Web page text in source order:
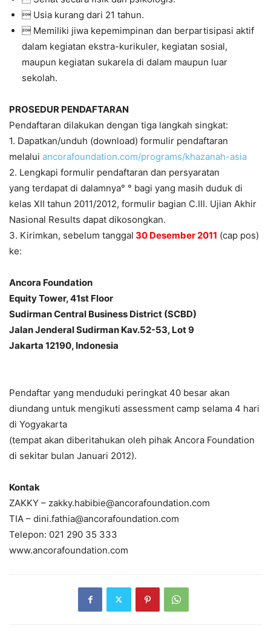
 Usia kurang dari 21 tahun.
 Memiliki jiwa kepemimpinan dan berpartisipasi aktif
dalam kegiatan ekstra-kurikuler, kegiatan sosial,
maupun kegiatan sukarela di dalam maupun luar
sekolah.
PROSEDUR PENDAFTARAN
Pendaftaran dilakukan dengan tiga langkah singkat:
1. Dapatkan/unduh (download) formulir pendaftaran
melalui ancorafoundation.com/programs/khazanah-asia
2. Lengkapi formulir pendaftaran dan persyaratan
yang terdapat di dalamnya° ° bagi yang masih duduk di
kelas XII tahun 2011/2012, formulir bagian C.III. Ujian Akhir
Nasional Results dapat dikosongkan.
3. Kirimkan, sebelum tanggal 30 Desember 2011 (cap pos)
ke:
Ancora Foundation
Equity Tower, 41st Floor
Sudirman Central Business District (SCBD)
Jalan Jenderal Sudirman Kav.52-53, Lot 9
Jakarta 12190, Indonesia
Pendaftar yang menduduki peringkat 40 besar akan
diundang untuk mengikuti assessment camp selama 4 hari
di Yogyakarta
(tempat akan diberitahukan oleh pihak Ancora Foundation
di sekitar bulan Januari 2012).
Kontak
ZAKKY – zakky.habibie@ancorafoundation.com
TIA – dini.fathia@ancorafoundation.com
Telepon: 021 290 35 333
www.ancorafoundation.com